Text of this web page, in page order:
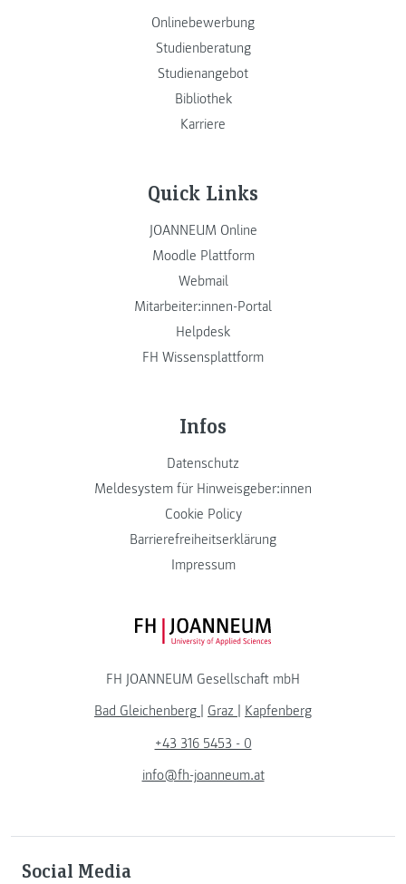
Onlinebewerbung
Studienberatung
Studienangebot
Bibliothek
Karriere
Quick Links
JOANNEUM Online
Moodle Plattform
Webmail
Mitarbeiter:innen-Portal
Helpdesk
FH Wissensplattform
Infos
Datenschutz
Meldesystem für Hinweisgeber:innen
Cookie Policy
Barrierefreiheitserklärung
Impressum
FH JOANNEUM Logo
FH JOANNEUM Gesellschaft mbH
Bad Gleichenberg
Graz
Kapfenberg
+43 316 5453 - 0
info@fh-joanneum.at
Social Media